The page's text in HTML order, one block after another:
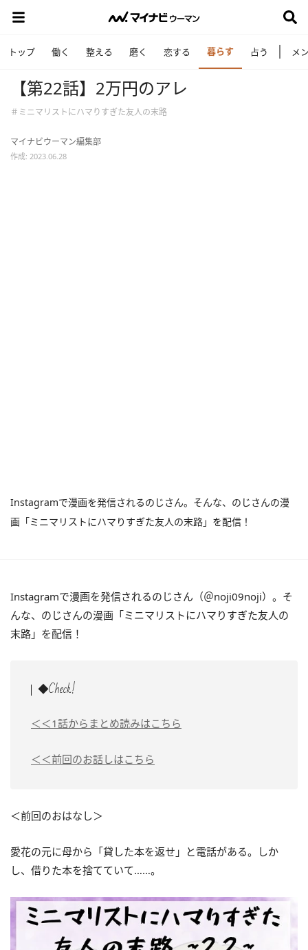
トップ 働く 整える 磨く 恋する 暮らす 占う メ
【第22話】2万円のアレ
＃ミニマリストにハマりすぎた友人の末路
マイナビウーマン編集部
作成: 2023.06.28
Instagramで漫画を発信されるのじさん。そんな、のじさんの漫
画「ミニマリストにハマりすぎた友人の末路」を配信！
Instagramで漫画を発信されるのじさん（＠noji09noji）。そ
んな、のじさんの漫画「ミニマリストにハマりすぎた友人の
末路」を配信！
◆Check!
＜＜1話からまとめ読みはこちら
＜＜前回のお話しはこちら
＜前回のおはなし＞
愛花の元に母から「貸した本を返せ」と電話がある。しか
し、借りた本を捨てていて……。